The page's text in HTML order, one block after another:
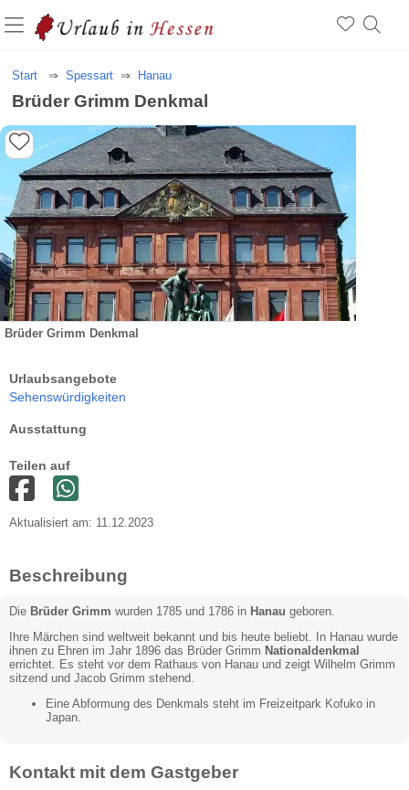
Start Spessart Hanau
Brüder Grimm Denkmal
Brüder Grimm Denkmal
Urlaubsangebote
Sehenswürdigkeiten
Ausstattung
Teilen auf
Aktualisiert am: 11.12.2023
Beschreibung
Die Brüder Grimm wurden 1785 und 1786 in Hanau geboren.
Ihre Märchen sind weltweit bekannt und bis heute beliebt. In Hanau wurde
ihnen zu Ehren im Jahr 1896 das Brüder Grimm Nationaldenkmal
errichtet. Es steht vor dem Rathaus von Hanau und zeigt Wilhelm Grimm
sitzend und Jacob Grimm stehend.
Eine Abformung des Denkmals steht im Freizeitpark Kofuko in
Japan.
Kontakt mit dem Gastgeber